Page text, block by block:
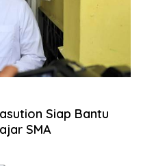
Siap Bantu
SMA